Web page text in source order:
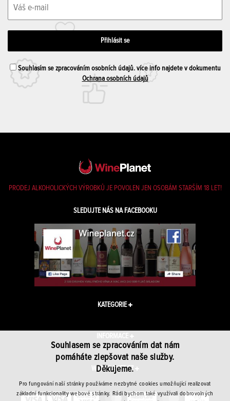
Souhlasím se zpracováním osobních údajů. více info najdete v dokumentu
Ochrana osobních údajů
PRODEJ ALKOHOLICKÝCH VÝROBKŮ JE POVOLEN JEN OSOBÁM STARŠÍM 18 LET!
SLEDUJTE NÁS NA FACEBOOKU
KATEGORIE
INFORMACE
WINEPLANET.CZ
Souhlasem se zpracováním dat nám
pomáháte zlepšovat naše služby.
Děkujeme.
Pro fungování naší stránky používáme nezbytné cookies umožňující realizovat
základní funkcionality webové stránky. Rádi bychom také využívali dobrovolných